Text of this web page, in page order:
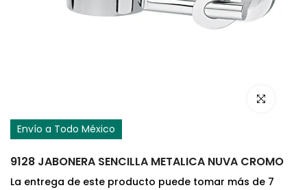
Haz clic
Envío a Todo México
9128 JABONERA SENCILLA METALICA NUVA CROMO
La entrega de este producto puede tomar más de 7